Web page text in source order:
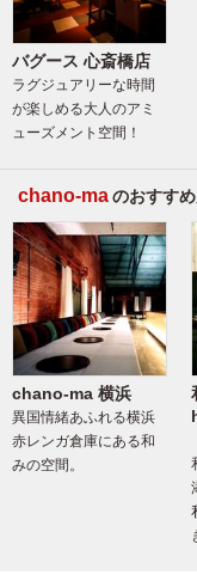
バグース 心斎橋店
ラグジュアリーな時間
が楽しめる大人のアミ
ューズメント空間！
chano-maのおすす
chano-ma 横浜
異国情緒あふれる横浜
赤レンガ倉庫にある和
みの空間。